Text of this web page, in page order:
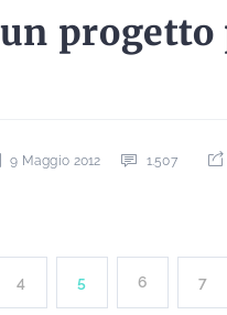
un
9 Maggio 2012 1.507
4 5 6 7